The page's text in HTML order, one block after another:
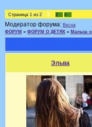
Страница 1 из 2 1 2 »
Модератор форума: Весна
ФОРУМ » ФОРУМ О ДЕТЯХ » Малыш
Эльва